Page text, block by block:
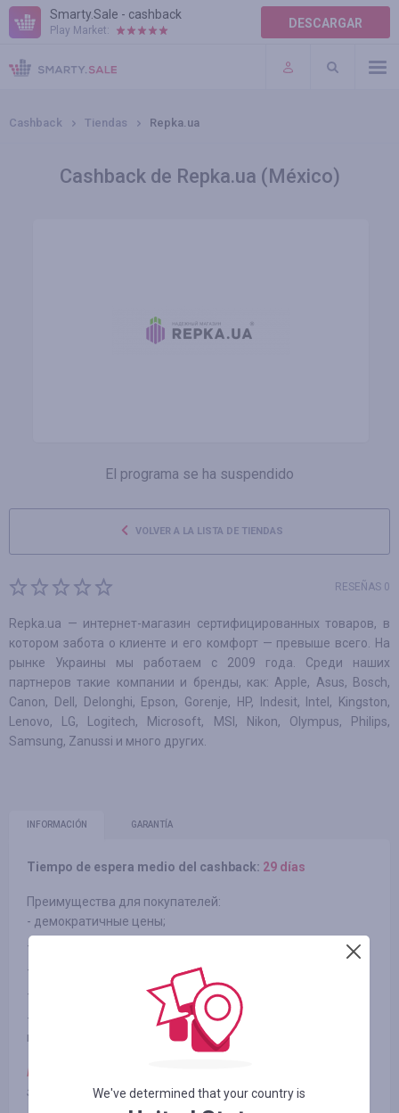
Smarty.Sale - cashback
Play Market: DESCARGAR
AYUDA
TÉRMINOS DE USO
Cashback Tiendas Repka.ua
Cashback de Repka.ua (México)
El programa se ha suspendido
VOLVER A LA LISTA DE TIENDAS
RESEÑAS 0
Repka.ua — интернет-магазин сертифицированных товаров, в
котором забота о клиенте и его комфорт — превыше всего. На
рынке Украины мы работаем с 2009 года. Среди наших
партнеров такие компании и бренды, как: Apple, Asus, Bosch,
Canon, Dell, Delonghi, Epson, Gorenje, HP, Indesit, Intel, Kingston,
Lenovo, LG, Logitech, Microsoft, MSI, Nikon, Olympus, Philips,
Samsung, Zanussi и много других.
INFORMACIÓN GARANTÍA
Tiempo de espera medio del cashback: 29 días
Преимущества для покупателей:
- демократичные цены;
- известные мировые бренды, новинки цифровой техники;
- профессиональные консультации по выбору техники;
- гарантия на продукцию от 1 года;
- наличие только оригинальной сертифицированной
продукции.
Примечание:
зачисляетсяWe've determined that your country is